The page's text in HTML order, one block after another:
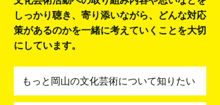
しっかり聴き、寄り添いながら、
どんな対応
策があるのかを一緒に考えていくことを大切
にしています。
もっと岡山の文化芸術について知りたい